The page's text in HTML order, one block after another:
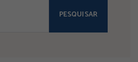
PESQUISAR